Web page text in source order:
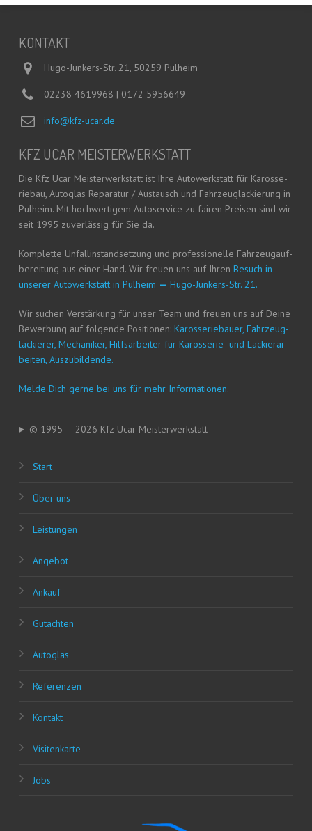
KON­TAKT
Hugo-Junkers-Str. 21, 50259 Pulheim
02238 4619968 | 0172 5956649
info@kfz-ucar.de
KFZ UCAR MEISTERWERKSTATT
Die Kfz Ucar Meis­ter­werk­statt ist Ihre Auto­werk­statt für Karos­se­
rie­bau, Auto­glas Repa­ra­tur / Aus­tausch und Fahr­zeug­la­ckie­rung in
Pul­heim. Mit hoch­wer­ti­gem Auto­ser­vice zu fai­ren Prei­sen sind wir
seit 1995 zuver­läs­sig für Sie da.
Kom­plet­te Unfall­in­stand­set­zung und pro­fes­sio­nel­le Fahr­zeug­auf­
be­rei­tung aus einer Hand. Wir freu­en uns auf Ihren Besuch in
unse­rer Auto­werk­statt in Pul­heim — Hugo-Jun­kers-Str. 21.
Wir suchen Ver­stär­kung für unser Team und freu­en uns auf Dei­ne
Bewer­bung auf fol­gen­de Posi­tio­nen: Karos­se­rie­bau­er, Fahr­zeug­
la­ckie­rer, Mecha­ni­ker, Hilfs­ar­bei­ter für Karos­se­rie- und Lackier­ar­
bei­ten, Auszubildende.
Mel­de Dich ger­ne bei uns für mehr Informationen.
© 1995 — 2026 Kfz Ucar Meisterwerkstatt
Start
Über uns
Leis­tun­gen
Ange­bot
Ankauf
Gut­ach­ten
Auto­glas
Refe­ren­zen
Kon­takt
Visi­ten­kar­te
Jobs